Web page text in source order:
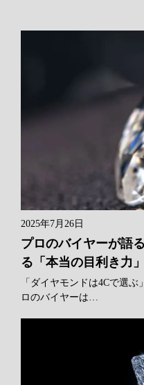
2025年7月26日
プロのバイヤーが語
る「本当の目利き力」
「ダイヤモンドは4Cで選
ロのバイヤーは…